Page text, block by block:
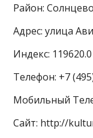
Район:
Адрес: улица
Индекс: 119620.0
Телефон: +7
Мобильный
Сайт: http://